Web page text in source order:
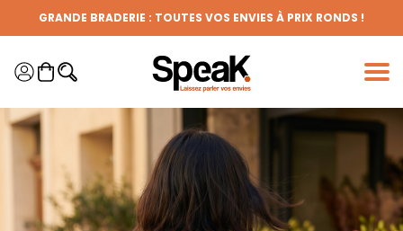
GRANDE BRADERIE : TOUTES VOS ENVIES À PRIX RONDS !
Panneau de gestion des cookies